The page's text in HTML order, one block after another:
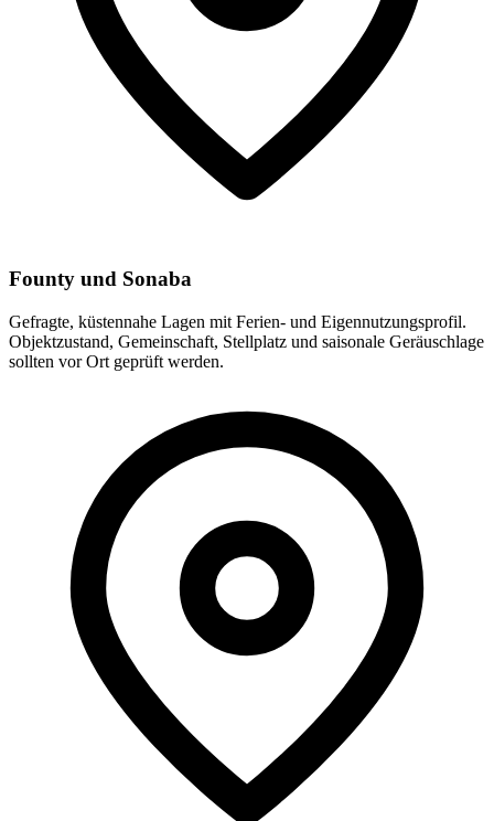
Founty und Sonaba
Gefragte, küstennahe Lagen mit Ferien- und Eigennutzungsprofil.
Objektzustand, Gemeinschaft, Stellplatz und saisonale Geräuschlage
sollten vor Ort geprüft werden.